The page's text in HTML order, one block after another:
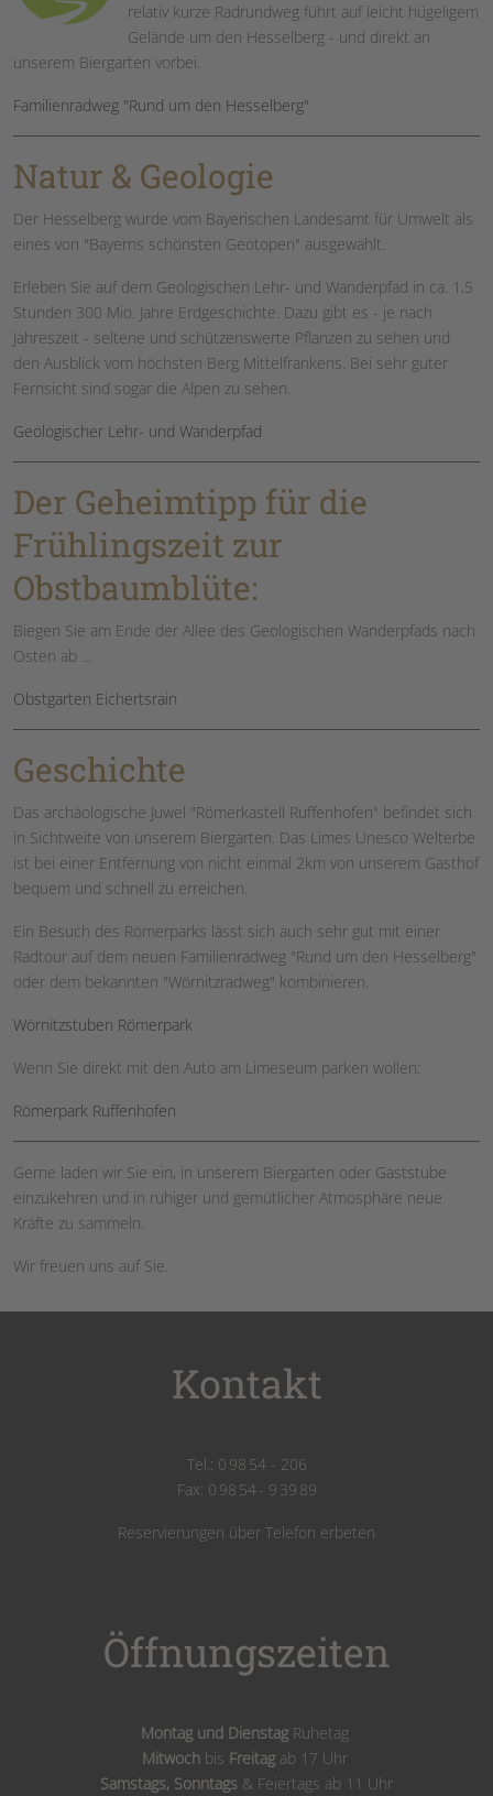
relativ kurze Radrundweg führt auf leicht hügeligem
Gelände um den Hesselberg - und direkt an
unserem Biergarten vorbei.
Familienradweg "Rund um den Hesselberg"
Natur & Geologie
Der Hesselberg wurde vom Bayerischen Landesamt für Umwelt als
eines von "Bayerns schönsten Geotopen" ausgewählt.
Erleben Sie auf dem Geologischen Lehr- und Wanderpfad in ca. 1,5
Stunden 300 Mio. Jahre Erdgeschichte. Dazu gibt es - je nach
Jahreszeit - seltene und schützenswerte Pflanzen zu sehen und
den Ausblick vom höchsten Berg Mittelfrankens. Bei sehr guter
Fernsicht sind sogar die Alpen zu sehen.
Geologischer Lehr- und Wanderpfad
Der Geheimtipp für die
Frühlingszeit zur
Obstbaumblüte:
Biegen Sie am Ende der Allee des Geologischen Wanderpfads nach
Osten ab ...
Obstgarten Eichertsrain
Geschichte
Das archäologische Juwel "Römerkastell Ruffenhofen" befindet sich
in Sichtweite von unserem Biergarten. Das Limes Unesco Welterbe
ist bei einer Entfernung von nicht einmal 2km von unserem Gasthof
bequem und schnell zu erreichen.
Ein Besuch des Römerparks lässt sich auch sehr gut mit einer
Radtour auf dem neuen Familienradweg "Rund um den Hesselberg"
oder dem bekannten "Wörnitzradweg" kombinieren.
Wörnitzstuben Römerpark
Wenn Sie direkt mit den Auto am Limeseum parken wollen:
Römerpark Ruffenhofen
Gerne laden wir Sie ein, in unserem Biergarten oder Gaststube
einzukehren und in ruhiger und gemütlicher Atmosphäre neue
Kräfte zu sammeln.
Wir freuen uns auf Sie.
Kontakt
Tel.: 0 98 54 - 206
Fax: 0 98 54 - 9 39 89
Reservierungen über Telefon erbeten
Öffnungszeiten
Montag und DienstagRuhetag
Mitwochbis Freitagab 17 Uhr
Samstags, Sonntags & Feiertags ab 11 Uhr